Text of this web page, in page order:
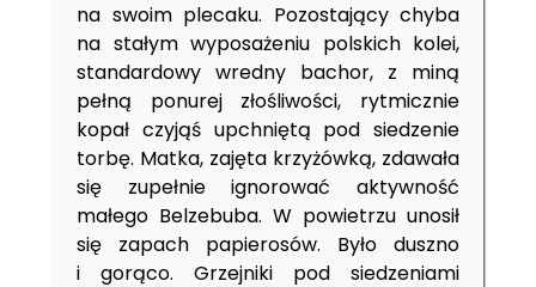
na swoim plecaku. Pozostający chyba
na stałym wyposażeniu polskich kolei,
standardowy wredny bachor, z miną
pełną ponurej złośliwości, rytmicznie
kopał czyjąś upchniętą pod siedzenie
torbę. Matka, zajęta krzyżówką, zdawała
się zupełnie ignorować aktywność
małego Belzebuba. W powietrzu unosił
się zapach papierosów. Było duszno
i gorąco. Grzejniki pod siedzeniami